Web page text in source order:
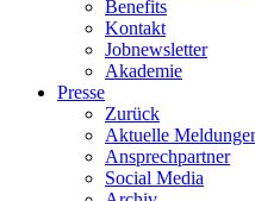
Benefits
Kontakt
Jobnewsletter
Akademie
Presse
Zurück
Aktuelle
Ansprechpartner
Social Media